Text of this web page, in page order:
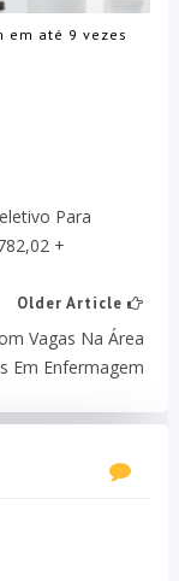
em até 9 vezes
Para
+
Older Article
Vagas Na Área
Em Enfermagem